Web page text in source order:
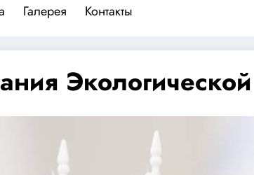
Галерея Контакты
Экологической